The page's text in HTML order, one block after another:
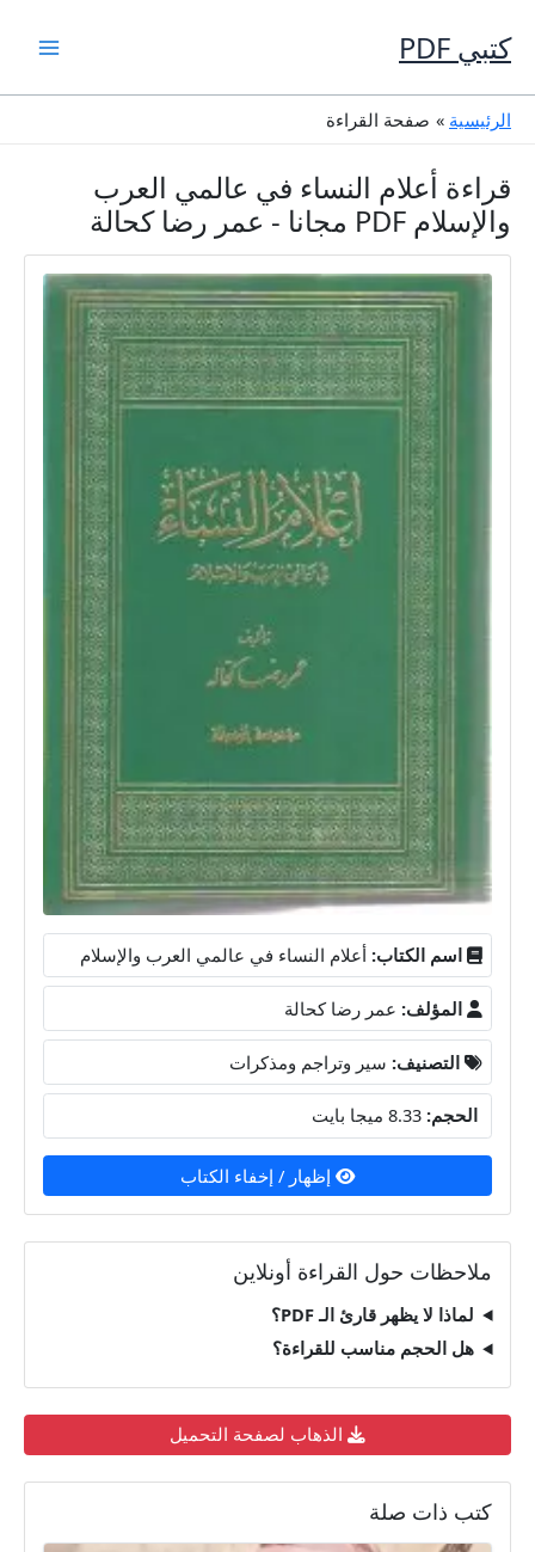
إلى
المحتوى
كتبي PDF
الرئيسية صفحة القراءة
قراءة أعلام النساء في عالمي العرب
والإسلام PDF مجانا - عمر رضا كحالة
اسم الكتاب: أعلام النساء في عالمي العرب والإسلام
المؤلف: عمر رضا كحالة
التصنيف: سير وتراجم ومذكرات
الحجم:
إظهار / إخفاء الكتاب
ملاحظات حول القراءة أونلاين
لماذا لا يظهر قارئ الـ PDF؟
هل الحجم مناسب للقراءة؟
الذهاب لصفحة التحميل
كتب ذات صلة